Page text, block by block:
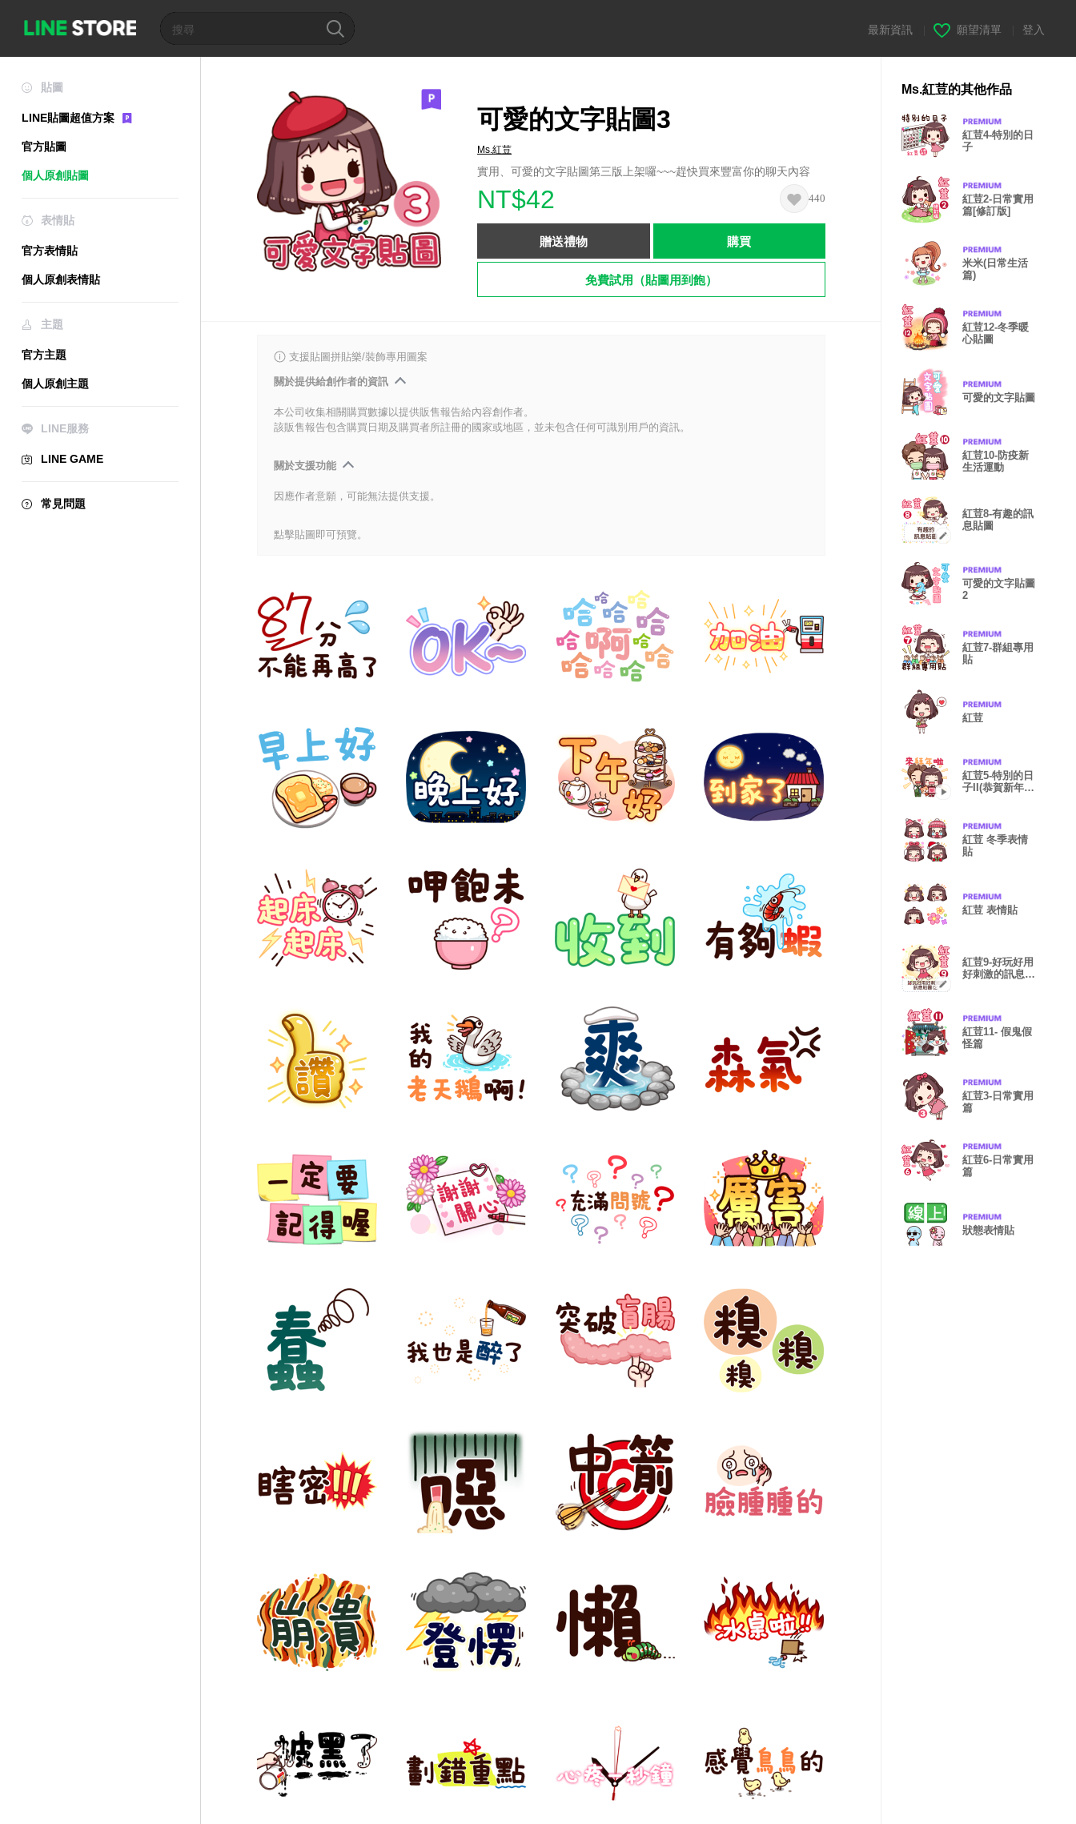
最新資訊 願望清單 登入
貼圖
LINE貼圖超值方案
官方貼圖
個人原創貼圖
表情貼
官方表情貼
個人原創表情貼
主題
官方主題
個人原創主題
LINE服務
LINE GAME
常見問題
可愛的文字貼圖3
Ms.紅荳
實用、可愛的文字貼圖第三版上架囉~~~趕快買來豐富你的聊天內容
NT$42 440
贈送禮物 購買
免費試用（貼圖用到飽）
支援貼圖拼貼樂/裝飾專用圖案
關於提供給創作者的資訊
本公司收集相關購買數據以提供販售報告給內容創作者。
該販售報告包含購買日期及購買者所註冊的國家或地區，並未包含任何可識別用戶的資訊。
關於支援功能
因應作者意願，可能無法提供支援。
點擊貼圖即可預覽。
Ms.紅荳的其他作品
紅荳4-特別的日
子
紅荳2-日常實用
篇[修訂版]
米米(日常生活
篇)
紅荳12-冬季暖
心貼圖
可愛的文字貼圖
紅荳10-防疫新
生活運動
紅荳8-有趣的訊
息貼圖
可愛的文字貼圖
2
紅荳7-群組專用
貼
紅荳
紅荳5-特別的日
子II(恭賀新年
紅荳 冬季表情
貼
紅荳 表情貼
紅荳9-好玩好用
好刺激的訊息貼
紅荳11- 假鬼假
怪篇
紅荳3-日常實用
篇
紅荳6-日常實用
篇
狀態表情貼